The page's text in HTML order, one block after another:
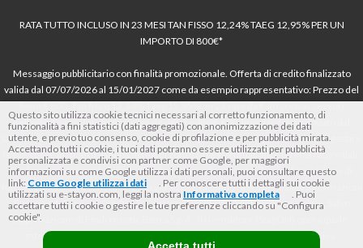
RATA TUTTO INCLUSO IN 23 MESI TAN FISSO 12,24% TAEG 12,95% PER UN
IMPORTO DI 800€*
Messaggio pubblicitario con finalità promozionale. Offerta di credito finalizzato
valida dal 07/07/2026 al 15/01/2027 come da esempio rappresentativo: Prezzo del
bene € 800, Tan fisso 12,24% Taeg 12,95%, in 23 rate da € 40 costi accessori
dell’offerta azzerati. Importo totale del credito € 800. Importo totale dovuto dal
Consumatore € 920. Decorrenza media della prima rata a 90 giorni. Al fine di gestire
le tue spese in modo responsabile e di conoscere eventuali altre offerte disponibili,
Findomestic ti ricorda, prima di sottoscrivere il contratto, di prendere visione di
tutte le condizioni economiche e contrattuali, facendo riferimento alle Informazioni
Europee di Base sul Credito ai Consumatori (IEBCC) nel percorso online. Salvo
approvazione di Findomestic Banca S.p.A.. Il rivenditore (StayON) opera quale
intermediario del credito per Findomestic Banca S.p.A., non in esclusiva.
Questo sito utilizza cookie tecnici necessari al corretto funzionamento, di
funzionalità a fini statistici (dati aggregati) con anonimizzazione dei dati
utente, e previo tuo consenso, cookie di profilazione e per pubblicità mirata.
Accettando tutti i cookie, i tuoi dati potranno essere utilizzati per pubblicità
personalizzata e condivisi con partner come Google, per maggiori
informazioni su come Google utilizza i dati personali, puoi consultare questo
link: Come Google utilizza i dati
. Per conoscere tutti i dettagli sui cookie
utilizzati su e-stayon.com, leggi la nostra Informativa completa
. Puoi
accettare tutti i cookie o gestire le tue preferenze cliccando su "Configura
cookie".